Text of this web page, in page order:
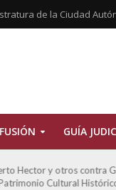
de la Ciudad
GUÍA
Hector y otros contra
Cultural